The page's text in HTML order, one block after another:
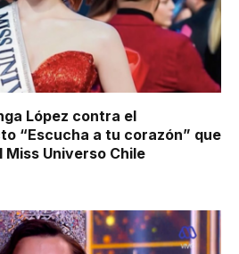
López contra el
“Escucha a tu corazón” que
Miss Universo Chile